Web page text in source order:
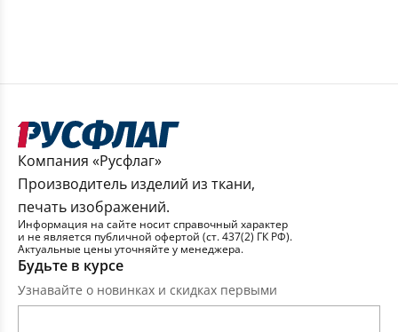
Компания «Русфлаг»
Производитель изделий из ткани,
печать изображений.
Информация на сайте носит справочный характер
и не является публичной офертой (ст. 437(2) ГК РФ).
Актуальные цены уточняйте у менеджера.
Будьте в курсе
Узнавайте о новинках и скидках первыми